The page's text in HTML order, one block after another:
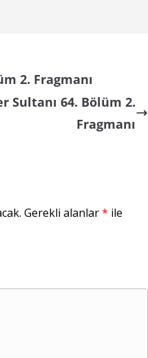
2. Fragmanı
Sultanı 64. Bölüm 2.
Fragmanı
Gerekli alanlar* ile